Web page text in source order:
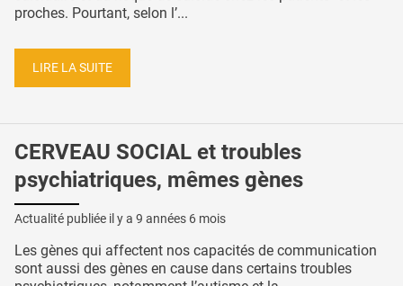
proches. Pourtant, selon l’...
LIRE LA SUITE
CERVEAU SOCIAL et troubles
psychiatriques, mêmes gènes
Actualité publiée il y a 9 années 6 mois
Les gènes qui affectent nos capacités de communication
sont aussi des gènes en cause dans certains troubles